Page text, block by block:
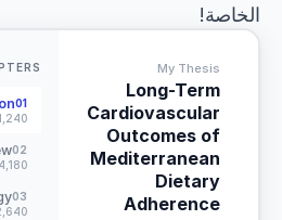
[Kowalski, 2023]
[Nowak, 2024]
[Schmidt, 2024]
[Fischer, 2023]
[Bernard, 2024]
[Rousseau, 2025]
[Dubois, 2023]
[Petersen, 2024]
[Andersen, 2023]
الخاصة!
My Thesis
Long-Term
Cardiovascular
Outcomes of
Mediterranean
Dietary
Adherence
01
words
02
4,180 words
03
words